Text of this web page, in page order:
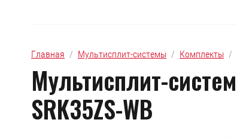
Главная
  /
Мультисплит-системы
  /
Комплекты
Мультисплит-
SRK35ZS-WB